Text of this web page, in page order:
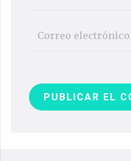
PUBLICAR EL